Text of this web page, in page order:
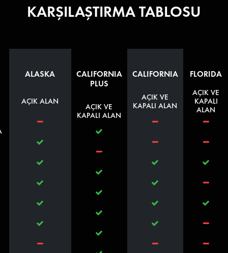
KARŞILAŞTIRMA TABLOSU
ALASKA
AÇIK ALAN
CALIFORNIA
PLUS
AÇIK VE
KAPALI ALAN
CALIFORNIA
AÇIK VE
KAPALI ALAN
FLORIDA
AÇIK VE
KAPALI
ALAN